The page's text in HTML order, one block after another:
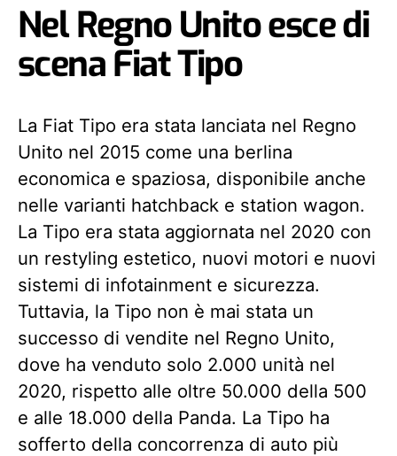
Nel Regno Unito esce di
scena Fiat Tipo
La Fiat Tipo era stata lanciata nel Regno
Unito nel 2015 come una berlina
economica e spaziosa, disponibile anche
nelle varianti hatchback e station wagon.
La Tipo era stata aggiornata nel 2020 con
un restyling estetico, nuovi motori e nuovi
sistemi di infotainment e sicurezza.
Tuttavia, la Tipo non è mai stata un
successo di vendite nel Regno Unito,
dove ha venduto solo 2.000 unità nel
2020, rispetto alle oltre 50.000 della 500
e alle 18.000 della Panda. La Tipo ha
sofferto della concorrenza di auto più